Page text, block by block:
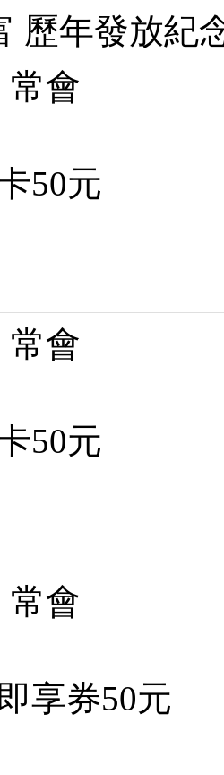
歷年發放紀
常會
50元
常會
50元
常會
享券50元